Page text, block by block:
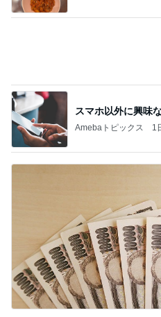
早く買わなかった
7月に2回も生理が
Amebaトピックス
小原正子 サマース
迷った末に選んだ
Amebaトピックス 1